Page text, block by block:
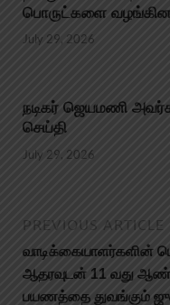
பொருட்களை
July 29, 2026
நடிகர் ஜெயமணி
செய்தி
July 29, 2026
PREVIOUS ARTICLE
வாடிக்கையாளர்களின்
ஆதரவுடன் 11 வது
பயணத்தை துவங்கும்